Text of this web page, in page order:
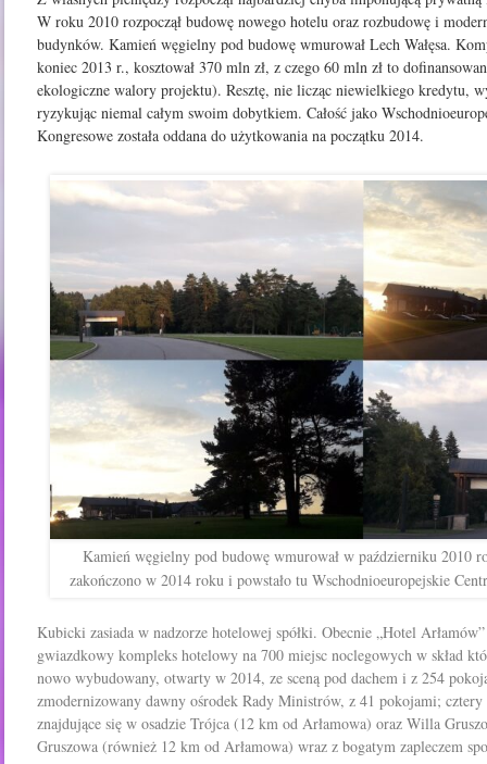
W roku 2010 rozpoczął budowę nowego hotelu oraz rozbudowę i
budynków. Kamień węgielny pod budowę wmurował Lech Wałęsa.
koniec 2013 r., kosztował 370 mln zł, z czego 60 mln zł to
ekologiczne walory projektu). Resztę, nie licząc niewielkiego kredytu,
ryzykując niemal całym swoim dobytkiem. Całość jako
Kongresowe została oddana do użytkowania na początku 2014.
Kamień węgielny pod budowę wmurował w październiku 2010
zakończono w 2014 roku i powstało tu Wschodnioeuropejskie
Kubicki zasiada w nadzorze hotelowej spółki. Obecnie „Hotel
gwiazdkowy kompleks hotelowy na 700 miejsc noclegowych w skład
nowo wybudowany, otwarty w 2014, ze sceną pod dachem i z 254
zmodernizowany dawny ośrodek Rady Ministrów, z 41 pokojami;
znajdujące się w osadzie Trójca (12 km od Arłamowa) oraz Willa
Gruszowa (również 12 km od Arłamowa) wraz z bogatym zapleczem